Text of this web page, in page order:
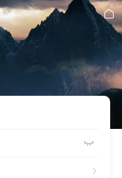


